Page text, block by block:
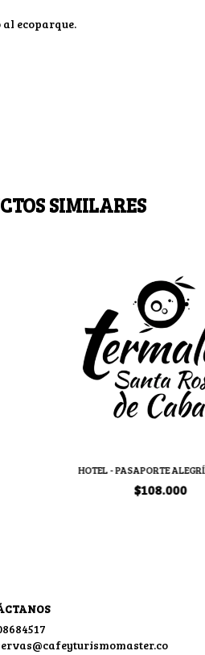
ecoparque.
SIMILARES
HOTEL - PASAPORTE
$108.000